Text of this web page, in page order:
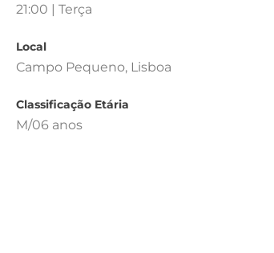
21:00 | Terça
Local
Campo Pequeno, Lisboa
Classificação Etária
M/06 anos